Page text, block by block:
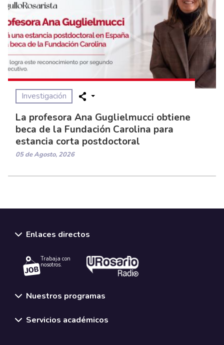
Investigación
La profesora Ana Guglielmucci obtiene
beca de la Fundación Carolina para
estancia corta postdoctoral
05 de Agosto, 2026
Enlaces directos
Trabaja con
nosotros.
Nuestros programas
Servicios académicos